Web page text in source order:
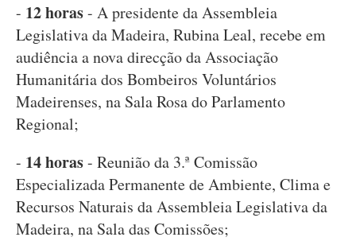
- 12 horas- A presidente da Assembleia
Legislativa da Madeira, Rubina Leal, recebe em
audiência a nova direcção da Associação
Humanitária dos Bombeiros Voluntários
Madeirenses, na Sala Rosa do Parlamento
Regional;
- 14 horas- Reunião da 3.ª Comissão
Especializada Permanente de Ambiente, Clima e
Recursos Naturais da Assembleia Legislativa da
Madeira, na Sala das Comissões;